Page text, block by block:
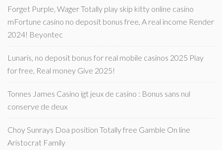
Forget Purple, Wager Totally play skip kitty online casino
mFortune casino no deposit bonus free, A real income Render
2024! Beyontec
Lunaris, no deposit bonus for real mobile casinos 2025 Play
for free, Real money Give 2025!
Tonnes James Casino igt jeux de casino : Bonus sans nul
conserve de deux
Choy Sunrays Doa position Totally free Gamble On line
Aristocrat Family